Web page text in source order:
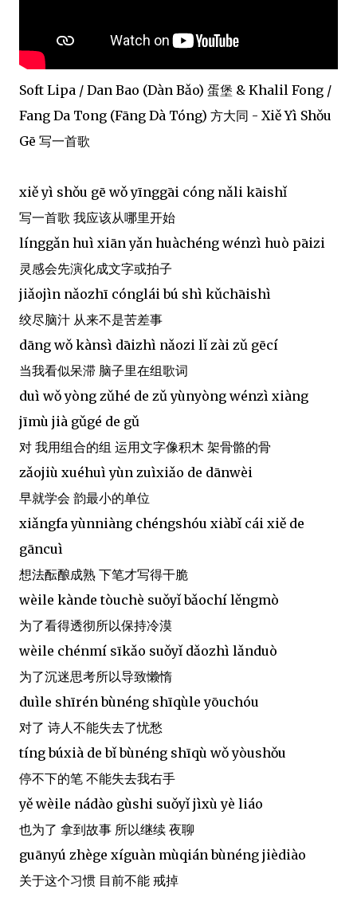
Soft Lipa / Dan Bao (Dàn Bǎo) 蛋堡 & Khalil Fong /
Fang Da Tong (Fāng Dà Tóng) 方大同 - Xiě Yì Shǒu
Gē 写一首歌
xiě yì shǒu gē wǒ yīnggāi cóng nǎli kāishǐ
写一首歌 我应该从哪里开始
línggǎn huì xiān yǎn huàchéng wénzì huò pāizi
灵感会先演化成文字或拍子
jiǎojìn nǎozhī cónglái bú shì kǔchāishì
绞尽脑汁 从来不是苦差事
dāng wǒ kànsì dāizhì nǎozi lǐ zài zǔ gēcí
当我看似呆滞 脑子里在组歌词
duì wǒ yòng zǔhé de zǔ yùnyòng wénzì xiàng
jīmù jià gǔgé de gǔ
对 我用组合的组 运用文字像积木 架骨骼的骨
zǎojiù xuéhuì yùn zuìxiǎo de dānwèi
早就学会 韵最小的单位
xiǎngfa yùnniàng chéngshóu xiàbǐ cái xiě de
gāncuì
想法酝酿成熟 下笔才写得干脆
wèile kànde tòuchè suǒyǐ bǎochí lěngmò
为了看得透彻所以保持冷漠
wèile chénmí sīkǎo suǒyǐ dǎozhì lǎnduò
为了沉迷思考所以导致懒惰
duìle shīrén bùnéng shīqùle yōuchóu
对了 诗人不能失去了忧愁
tíng búxià de bǐ bùnéng shīqù wǒ yòushǒu
停不下的笔 不能失去我右手
yě wèile nádào gùshi suǒyǐ jìxù yè liáo
也为了 拿到故事 所以继续 夜聊
guānyú zhège xíguàn mùqián bùnéng jièdiào
关于这个习惯 目前不能 戒掉